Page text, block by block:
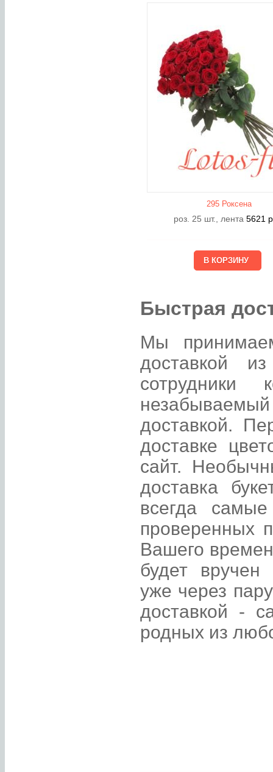
295 Роксена
роз. 25 шт., лента5621
Быстрая
Мы
доставкой
сотрудники
доставкой.
доставке
сайт.
доставка
всегда
проверенных
Вашего
будет вручен
уже через
доставкой -
родных из